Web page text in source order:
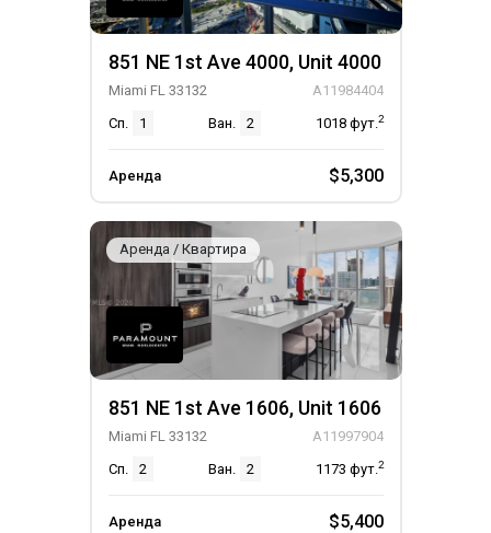
851 NE 1st Ave 4000, Unit 4000
Miami FL 33132
A11984404
Сп.
1 Ван. 2 1018 фут.2
Аренда $5,300
Аренда / Квартира
851 NE 1st Ave 1606, Unit 1606
Miami FL 33132
A11997904
Сп.
2 Ван. 2 1173 фут.2
Аренда $5,400